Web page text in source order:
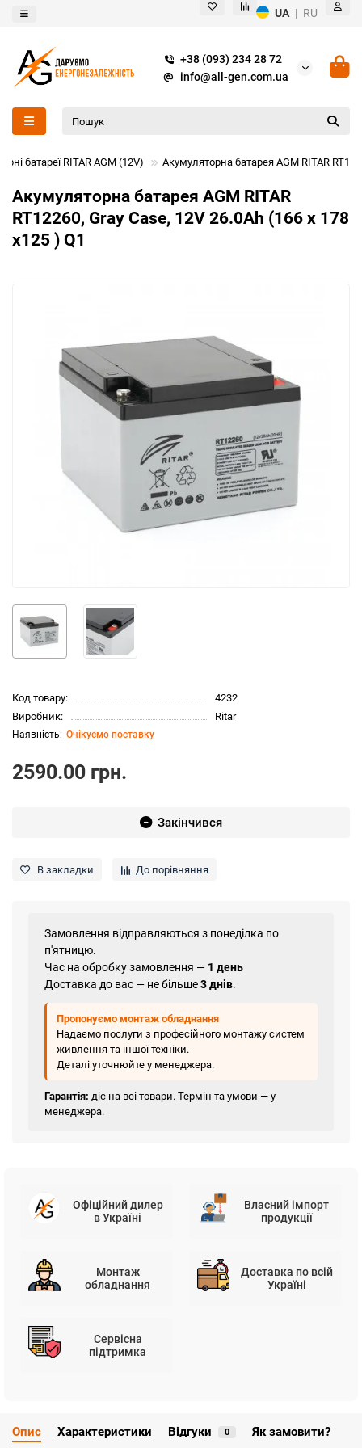
UA | RU
+38 (093) 234 28 72
info@all-gen.com.ua
батареї RITAR AGM (12V) Акумуляторна батарея AGM RITAR
Акумуляторна батарея AGM RITAR
RT12260, Gray Case, 12V 26.0Ah (166 х 178
х125 ) Q1
Код товару:
4232
Виробник:
Ritar
Очікуємо поставку
2590.00 грн.
Закінчився
В закладки До порівняння
Замовлення відправляються з понеділка по
п'ятницю.
Час на обробку замовлення — 1 день
Доставка до вас — не більше3 днів.
Пропонуємо монтаж обладнання
Надаємо послуги з професійного монтажу систем
живлення та іншої техніки.
Деталі уточнюйте у менеджера.
Гарантія: діє на всі товари. Термін та умови — у
менеджера.
Офіційний дилер
в Україні
Власний імпорт
продукції
Монтаж
обладнання
Доставка по всій
Україні
Сервісна
підтримка
Опис Характеристики Відгуки 0 Як замовити?